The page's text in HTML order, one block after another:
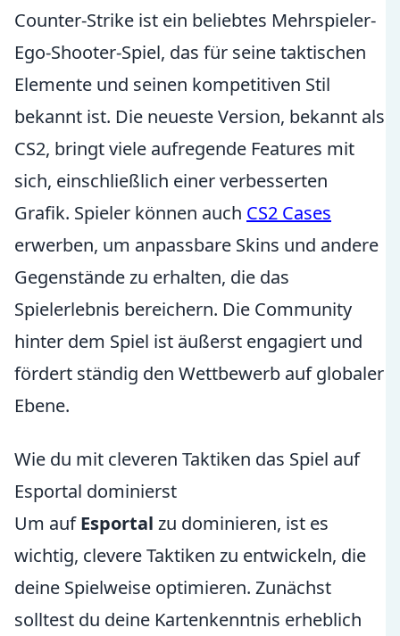
Counter-Strike ist ein beliebtes Mehrspieler-
Ego-Shooter-Spiel, das für seine taktischen
Elemente und seinen kompetitiven Stil
bekannt ist. Die neueste Version, bekannt als
CS2, bringt viele aufregende Features mit
sich, einschließlich einer verbesserten
Grafik. Spieler können auch CS2 Cases
erwerben, um anpassbare Skins und andere
Gegenstände zu erhalten, die das
Spielerlebnis bereichern. Die Community
hinter dem Spiel ist äußerst engagiert und
fördert ständig den Wettbewerb auf globaler
Ebene.
Wie du mit cleveren Taktiken das Spiel auf
Esportal dominierst
Um aufEsportal zu dominieren, ist es
wichtig, clevere Taktiken zu entwickeln, die
deine Spielweise optimieren. Zunächst
solltest du deine Kartenkenntnis erheblich